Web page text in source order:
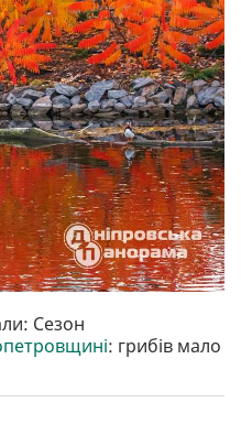
Сезон
: грибів мало